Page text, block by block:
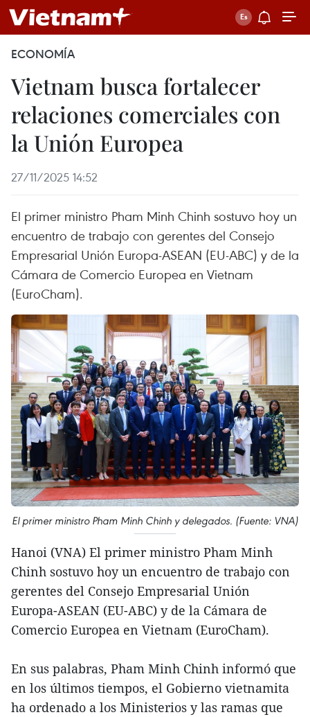
ECONOMÍA
Vietnam busca fortalecer
relaciones comerciales con
la Unión Europea
27/11/2025 14:52
El primer ministro Pham Minh Chinh sostuvo hoy un
encuentro de trabajo con gerentes del Consejo
Empresarial Unión Europa-ASEAN (EU-ABC) y de la
Cámara de Comercio Europea en Vietnam
(EuroCham).
El primer ministro Pham Minh Chinh y delegados. (Fuente: VNA)
Hanoi (VNA) El primer ministro Pham Minh
Chinh sostuvo hoy un encuentro de trabajo con
gerentes del Consejo Empresarial Unión
Europa-ASEAN (EU-ABC) y de la Cámara de
Comercio Europea en Vietnam (EuroCham).
En sus palabras, Pham Minh Chinh informó que
en los últimos tiempos, el Gobierno vietnamita
ha ordenado a los Ministerios y las ramas que